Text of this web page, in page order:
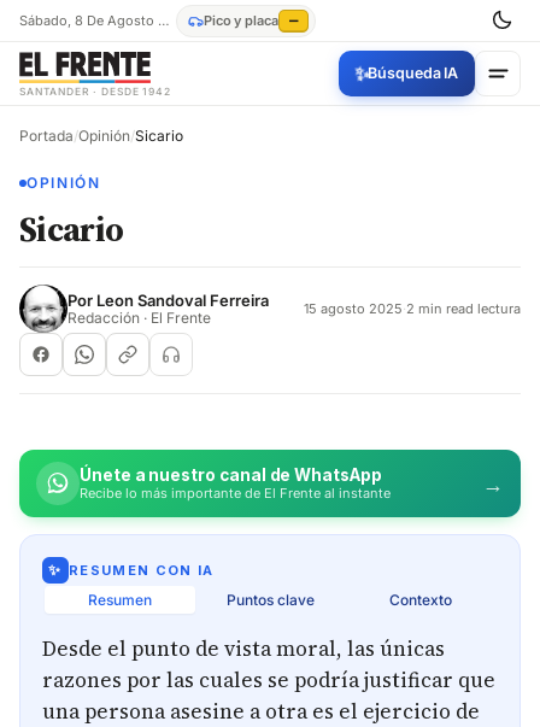
Sábado, 8 De Agosto De 2026 Pico y placa —
SANTANDER · DESDE 1942
✨Búsqueda IA
Portada/Opinión/Sicario
OPINIÓN
Sicario
Por Leon Sandoval Ferreira
Redacción · El Frente 15 agosto 2025·2 min read lectura
Únete a nuestro canal de WhatsApp
Recibe lo más importante de El Frente al instante →
✨ RESUMEN CON IA
Resumen Puntos clave Contexto
Desde el punto de vista moral, las únicas
razones por las cuales se podría justificar que
una persona asesine a otra es el ejercicio de